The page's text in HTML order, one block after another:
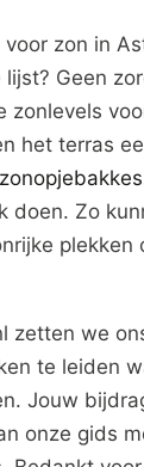
zon in
Geen
zonlevels
het terras
doen. Zo
plekken
zetten we
te leiden
Jouw
onze gids